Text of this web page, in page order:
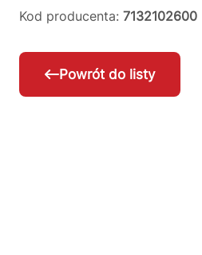
Kod producenta: 7132102600
Powrót do listy